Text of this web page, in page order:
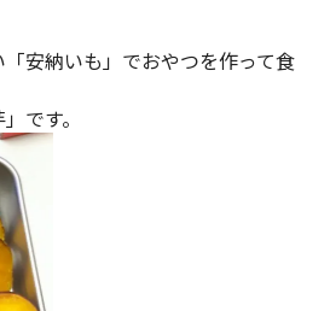
安納いも」でおやつを作って食
です。